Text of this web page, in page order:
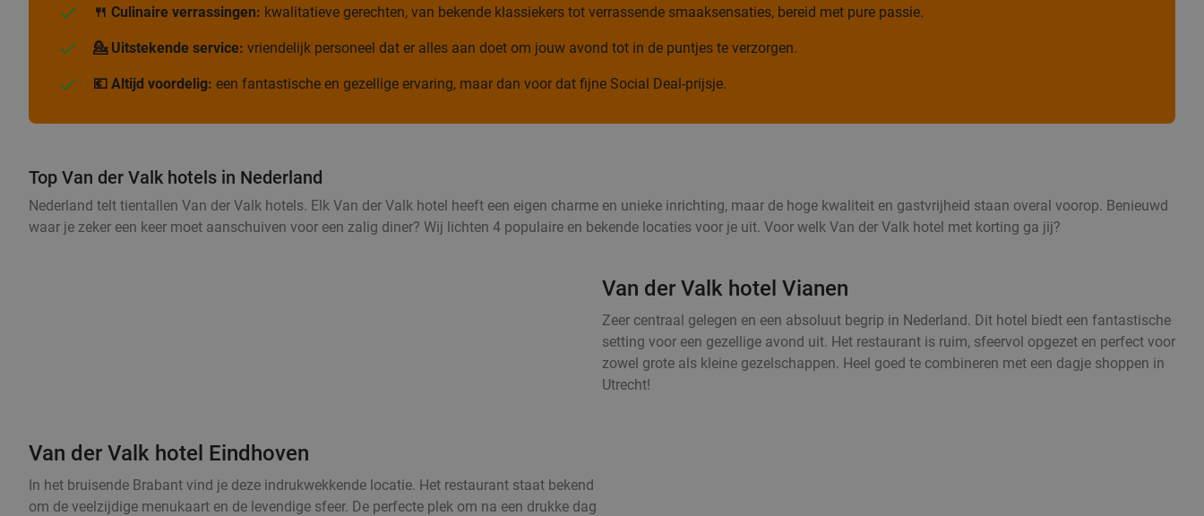
🍴 Culinaire verrassingen: kwalitatieve gerechten, van bekende klassiekers tot verrassende smaaksensaties, bereid met pure passie.
💁 Uitstekende service: vriendelijk personeel dat er alles aan doet om jouw avond tot in de puntjes te verzorgen.
💶 Altijd voordelig: een fantastische en gezellige ervaring, maar dan voor dat fijne Social Deal-prijsje.
Top Van der Valk hotels in Nederland
Nederland telt tientallen Van der Valk hotels. Elk Van der Valk hotel heeft een eigen charme en unieke inrichting, maar de hoge kwaliteit en gastvrijheid staan overal voorop. Benieuwd
waar je zeker een keer moet aanschuiven voor een zalig diner? Wij lichten 4 populaire en bekende locaties voor je uit. Voor welk Van der Valk hotel met korting ga jij?
Van der Valk hotel Vianen
Zeer centraal gelegen en een absoluut begrip in Nederland. Dit hotel biedt een fantastische
setting voor een gezellige avond uit. Het restaurant is ruim, sfeervol opgezet en perfect voor
zowel grote als kleine gezelschappen. Heel goed te combineren met een dagje shoppen in
Utrecht!
Van der Valk hotel Eindhoven
In het bruisende Brabant vind je deze indrukwekkende locatie. Het restaurant staat bekend
om de veelzijdige menukaart en de levendige sfeer. De perfecte plek om na een drukke dag